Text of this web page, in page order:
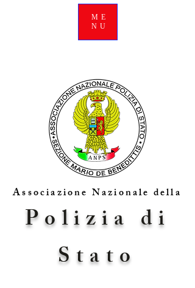
ME
NU
Associazione Nazionale della
Polizia di
Stato